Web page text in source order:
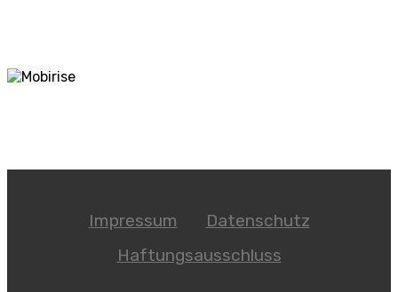
Impressum
Datenschutz
Haftungsausschluss